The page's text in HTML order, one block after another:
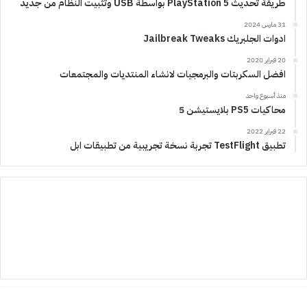
طريقة تحديث PlayStation 5 بواسطة USB وتثبيت النظام من جديد
31 مارس 2024
ادوات الجلبريك Jailbreak Tweaks
20 فبراير 2020
افضل السكربتات والبرمجيات لانشاء المنتديات والمجتمعات
منذ أسبوع واحد
محاكيات PS5 بلايستيشن 5
22 فبراير 2022
تطبيق TestFlight تجربة نسخة تجريبية من تطبيقات ابل